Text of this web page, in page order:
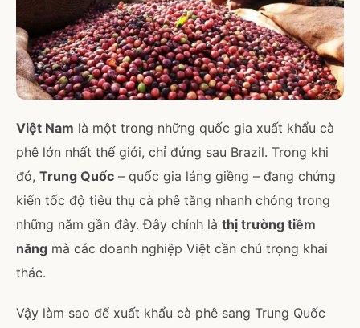
Việt Nam là một trong những quốc gia xuất khẩu cà
phê lớn nhất thế giới, chỉ đứng sau Brazil. Trong khi
đó, Trung Quốc – quốc gia láng giềng – đang chứng
kiến tốc độ tiêu thụ cà phê tăng nhanh chóng trong
những năm gần đây. Đây chính là thị trường tiềm
năng mà các doanh nghiệp Việt cần chú trọng khai
thác.
Vậy làm sao để xuất khẩu cà phê sang Trung Quốc